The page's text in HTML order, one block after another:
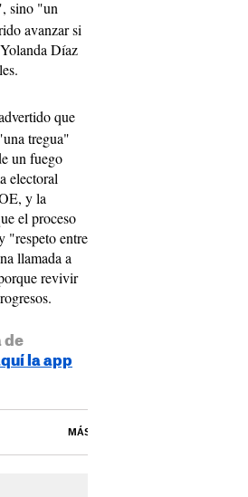
sino "un
avanzar si
Díaz
que
tregua"
un fuego
electoral
y la
el proceso
"respeto entre
llamada a
revivir
de
la app
MÁS